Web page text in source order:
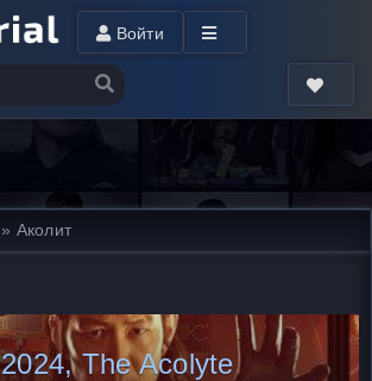
Войти
» Аколит
2024, The Acolyte